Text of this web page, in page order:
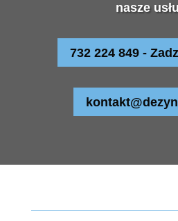
nasze
732 224 849 -